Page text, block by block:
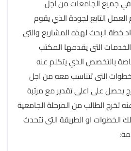
جميع الجامعات من اجل
التابع لجودة الذي يقوم
خطة البحث لهذه المشاريع والتى
التى يقدمها المكتب
بالتخصص الذي يتكلم عنه
التى تتناسب معه من اجل
يحصل على اعلى تقدير مع مرتبة
تخرج الطالب من المرحلة الجامعية
الخطوات او الطريقة التى نتحدث